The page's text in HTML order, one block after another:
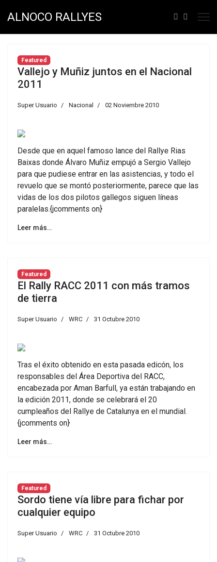
ALNOCO RALLYES
Featured
Vallejo y Muñiz juntos en el Nacional
2011
Super Usuario Nacional 02 Noviembre 2010
Desde que en aquel famoso lance del Rallye Rias
Baixas donde Álvaro Muñiz empujó a Sergio Vallejo
para que pudiese entrar en las asistencias, y todo el
revuelo que se montó posteriormente, parece que las
vidas de los dos pilotos gallegos siguen líneas
paralelas.{jcomments on}
Leer más…
Featured
El Rally RACC 2011 con más tramos
de tierra
Super Usuario WRC 31 Octubre 2010
Tras el éxito obtenido en esta pasada edicón, los
responsables del Área Deportiva del RACC,
encabezada por Aman Barfull, ya están trabajando en
la edición 2011, donde se celebrará el 20
cumpleaños del Rallye de Catalunya en el mundial.
{jcomments on}
Leer más…
Featured
Sordo tiene vía libre para fichar por
cualquier equipo
Super Usuario WRC 31 Octubre 2010